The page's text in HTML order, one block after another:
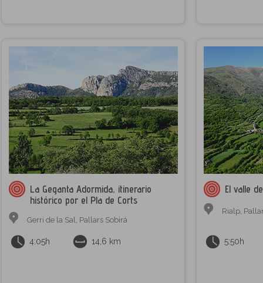
La Geganta Adormida, itinerario
histórico por el Pla de Corts
Gerri de la Sal, Pallars Sobirá
4:05h 14,6 km
El valle
Rialp,
5:50h